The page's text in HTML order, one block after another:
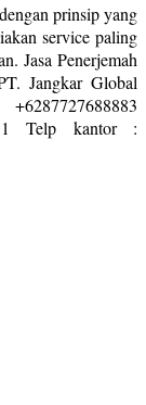
prinsip yang
service paling
Jasa Penerjemah
Jangkar Global
Telp kantor :